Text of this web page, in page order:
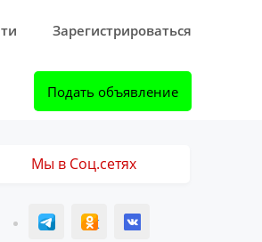
Зарегистрироваться
Подать объявление
Мы в Соц.сетях
T ОК ВК